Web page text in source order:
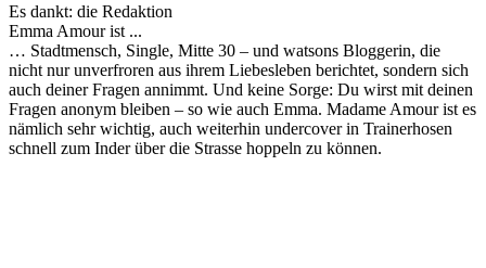
Es dankt: die Redaktion
Emma Amour ist ...
… Stadtmensch, Single, Mitte 30 – und watsons Bloggerin, die
nicht nur unverfroren aus ihrem Liebesleben berichtet, sondern sich
auch deiner Fragen annimmt. Und keine Sorge: Du wirst mit deinen
Fragen anonym bleiben – so wie auch Emma. Madame Amour ist es
nämlich sehr wichtig, auch weiterhin undercover in Trainerhosen
schnell zum Inder über die Strasse hoppeln zu können.